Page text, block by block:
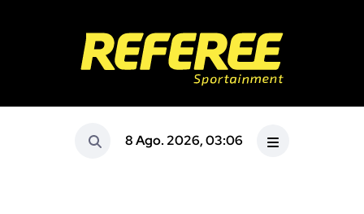
8 Ago. 2026, 03:06